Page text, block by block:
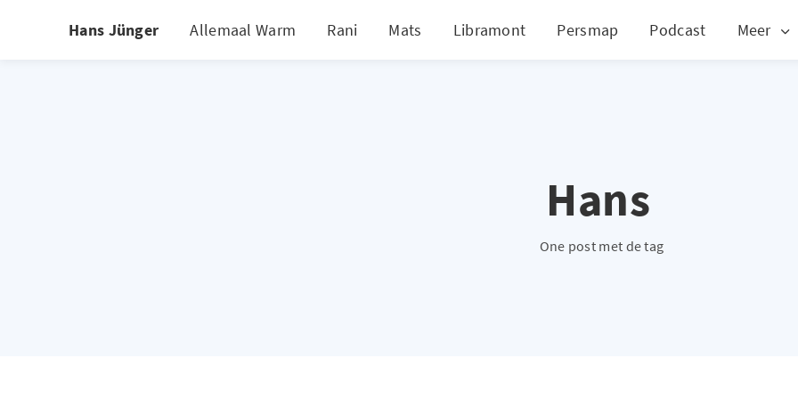
Hans Jünger Allemaal Warm Rani Mats Libramont Persmap Podcast Meer
Hans
One post met de tag